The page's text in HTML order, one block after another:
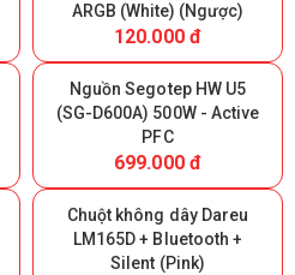
ARGB (White) (Ngược)
120.000 đ
Nguồn Segotep HW U5
(SG-D600A) 500W - Active
PFC
699.000 đ
Chuột không dây Dareu
LM165D + Bluetooth +
Silent (Pink)